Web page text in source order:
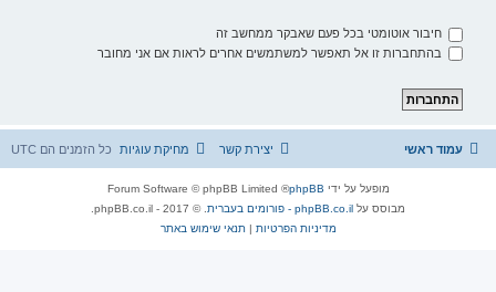
חיבור אוטומטי בכל פעם שאבקר ממחשב זה
בהתחברות זו אל תאפשר למשתמשים אחרים לראות אם אני מחובר
עמוד ראשי כל הזמנים הם UTC מחיקת עוגיות יצירת קשר
מופעל על ידי phpBB
® Forum Software © phpBB Limited
מבוסס על phpBB.co.il - פורומים בעברית
. © 2017 - phpBB.co.il.
מדיניות הפרטיות |תנאי שימוש באתר